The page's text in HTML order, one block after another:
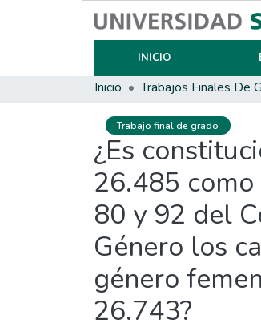
INICIO
Inicio
Trabajo final de grado
¿Es
26.485
80 y 92 del
Género los
género
26.743?